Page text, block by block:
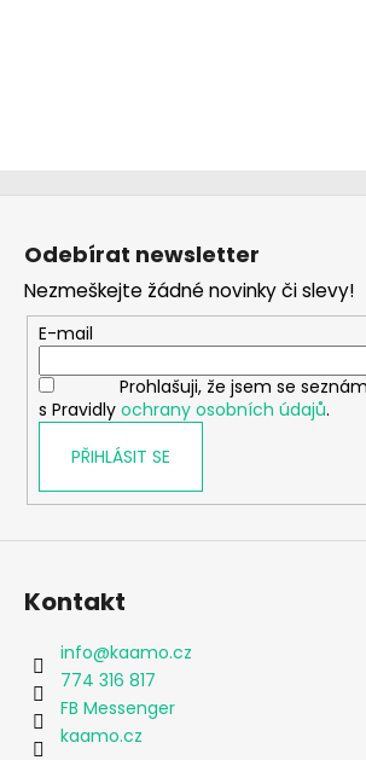
Z
Odebírat newsletter
Nezmeškejte žádné novinky či slevy!
E-mail
Prohlašuji, že jsem se
s Pravidly ochrany osobních údajů.
PŘIHLÁSIT SE
Kontakt
info@kaamo.cz
774 316 817
FB Messenger
kaamo.cz